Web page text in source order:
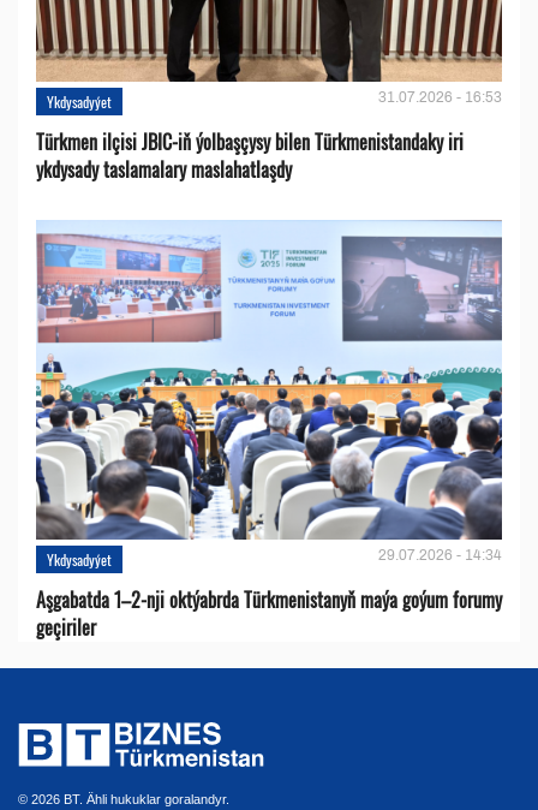
Ykdysadyýet 31.07.2026 - 16:53
Türkmen ilçisi JBIC-iň ýolbaşçysy bilen Türkmenistandaky iri
ykdysady taslamalary maslahatlaşdy
Ykdysadyýet 29.07.2026 - 14:34
Aşgabatda 1–2-nji oktýabrda Türkmenistanyň maýa goýum forumy
geçiriler
© 2026 BT. Ähli hukuklar goralandyr.